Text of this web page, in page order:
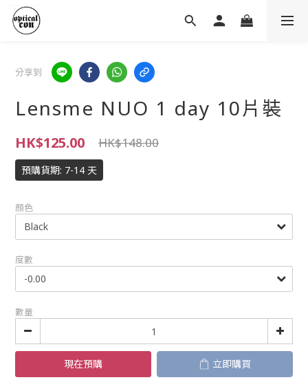
分享到
Lensme NUO 1 day 10片裝
HK$125.00 HK$148.00
預購貨期: 7-14 天
顏色
度數
數量
現在預購 立即購買